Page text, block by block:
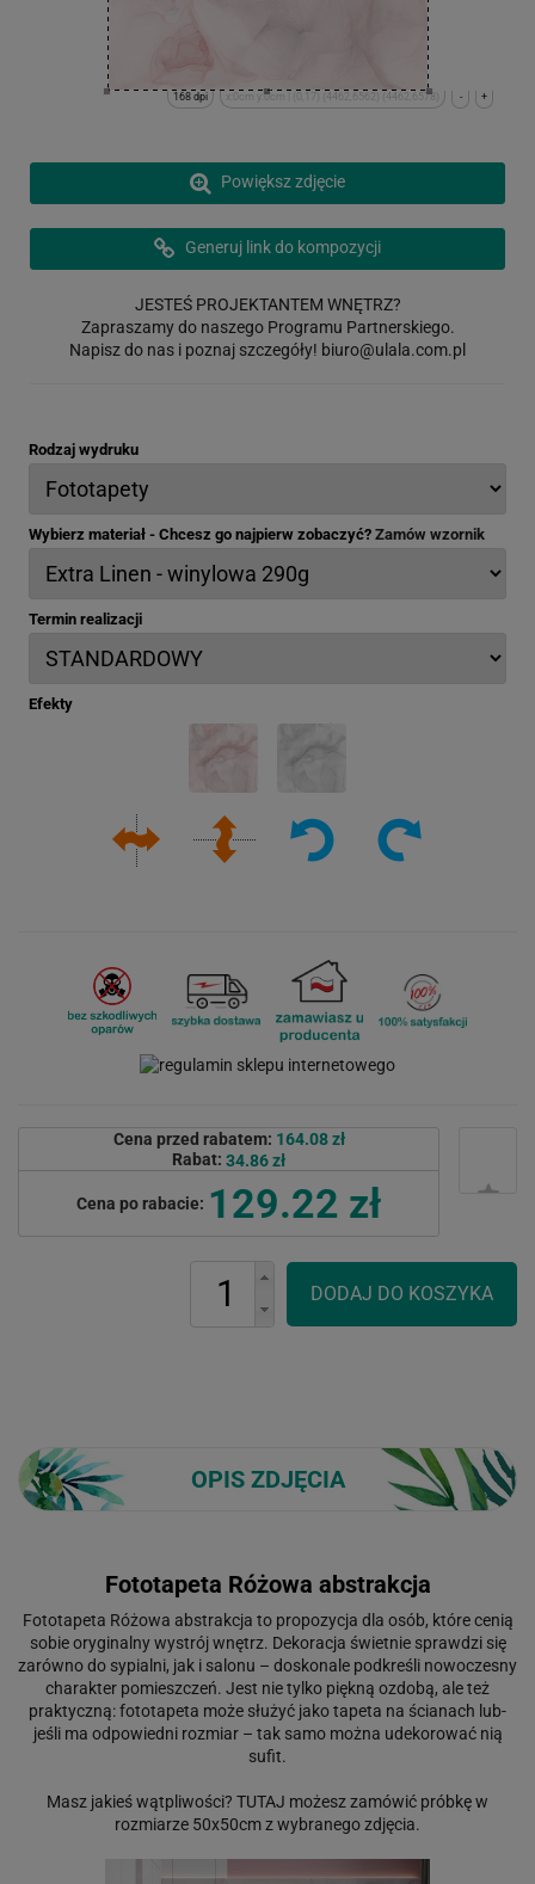
+
-
x:0cm y:0cm | (0,17) (4462,6562) (4462,6578)
168 dpi
Powiększ zdjęcie
Generuj link do kompozycji
JESTEŚ PROJEKTANTEM WNĘTRZ?
Zapraszamy do naszego Programu Partnerskiego.
Napisz do nas i poznaj szczegóły! biuro@ulala.com.pl
Rodzaj wydruku
Wybierz materiał - Chcesz go najpierw zobaczyć? Zamów wzornik
Termin realizacji
Efekty
Cena przed rabatem: 164.08 zł
Rabat: 34.86 zł
Cena po rabacie: 129.22 zł
OPIS ZDJĘCIA
Fototapeta Różowa abstrakcja
Fototapeta Różowa abstrakcja to propozycja dla osób, które cenią
sobie oryginalny wystrój wnętrz. Dekoracja świetnie sprawdzi się
zarówno do sypialni, jak i salonu – doskonale podkreśli nowoczesny
charakter pomieszczeń. Jest nie tylko piękną ozdobą, ale też
praktyczną: fototapeta może służyć jako tapeta na ścianach lub-
jeśli ma odpowiedni rozmiar – tak samo można udekorować nią
sufit.
Masz jakieś wątpliwości? TUTAJ możesz zamówić próbkę w
rozmiarze 50x50cm z wybranego zdjęcia.